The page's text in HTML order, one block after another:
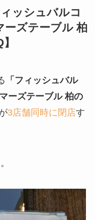
ッシュバルコ
ーズテーブル 柏
「フィッシュバル
ーズテーブル 柏の
3店舗同時に閉店す
。